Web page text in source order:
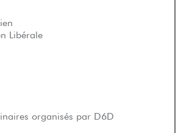
Libérale
organisés par D6D